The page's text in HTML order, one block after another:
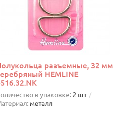
разъемные, 32 мм
HEMLINE
в упаковке: 2 шт
металл